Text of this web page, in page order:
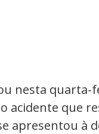
nesta
acidente que
apresentou à